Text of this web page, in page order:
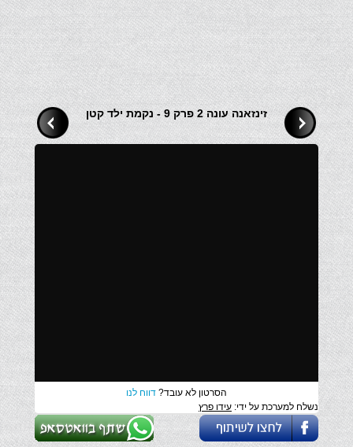
זינזאנה עונה 2 פרק 9 - נקמת ילד קטן
הסרטון לא עובד? דווח לנו
נשלח למערכת על ידי: עידו פרץ